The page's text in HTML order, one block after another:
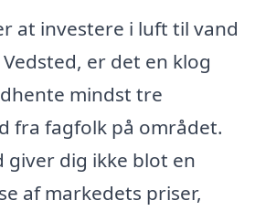
at investere i luft til vand
er det en klog
mindst tre
fra fagfolk på området.
giver dig ikke blot en
af markedets priser,